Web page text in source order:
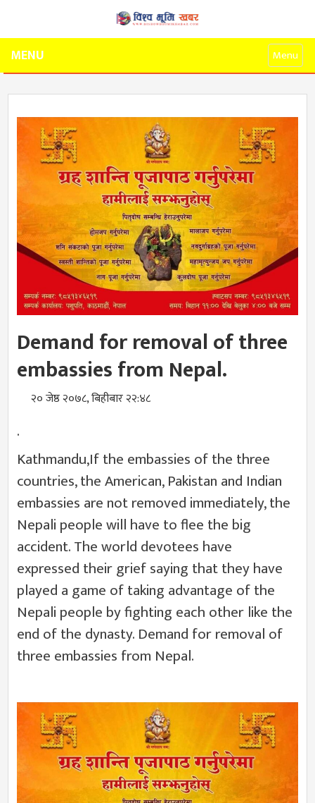
MENU Menu
Demand for removal of three
embassies from Nepal.
२० जेष्ठ २०७८, बिहीबार २२:४८
.
Kathmandu,If the embassies of the three
countries, the American, Pakistan and Indian
embassies are not removed immediately, the
Nepali people will have to flee the big
accident. The world devotees have
expressed their grief saying that they have
played a game of taking advantage of the
Nepali people by fighting each other like the
end of the dynasty. Demand for removal of
three embassies from Nepal.